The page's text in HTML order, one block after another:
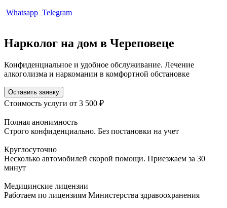
Whatsapp Telegram
Нарколог на дом в Череповеце
Конфиденциальное и удобное обслуживание. Лечение
алкоголизма и наркомании в комфортной обстановке
Оставить заявку
Стоимость услуги от 3 500 ₽
Полная анонимность
Строго конфиденциально. Без постановки на учет
Круглосуточно
Несколько автомобилей скорой помощи. Приезжаем за 30
минут
Медицинские лицензии
Работаем по лицензиям Министерства здравоохранения